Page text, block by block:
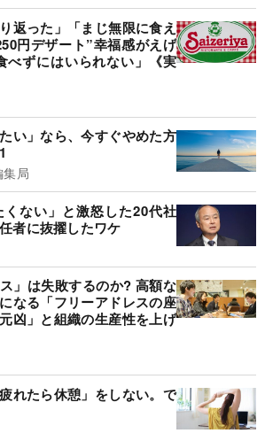
返った」「まじ無限に食え
円デザート”幸福感がえげ
べずにはいられない」《実
い」なら、今すぐやめた方
集局
ない」と激怒した20代社
者に抜擢したワケ
」は失敗するのか? 高額な
なる「フリーアドレスの座
凶」と組織の生産性を上げ
れたら休憩」をしない。で